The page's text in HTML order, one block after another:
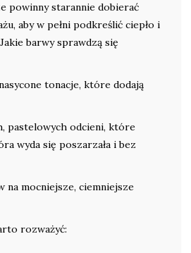
powinny starannie dobierać
aby w pełni podkreślić ciepło i
barwy sprawdzą się
tonacje, które dodają
pastelowych odcieni, które
wyda się poszarzała i bez
na mocniejsze, ciemniejsze
rozważyć: